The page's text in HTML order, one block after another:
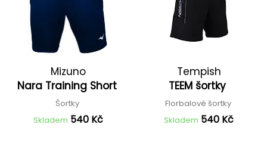
Mizuno
Nara Training Short
Šortky
Skladem 540 Kč
Tempish
TEEM šortky
Florbalové šortky
Skladem 540 Kč